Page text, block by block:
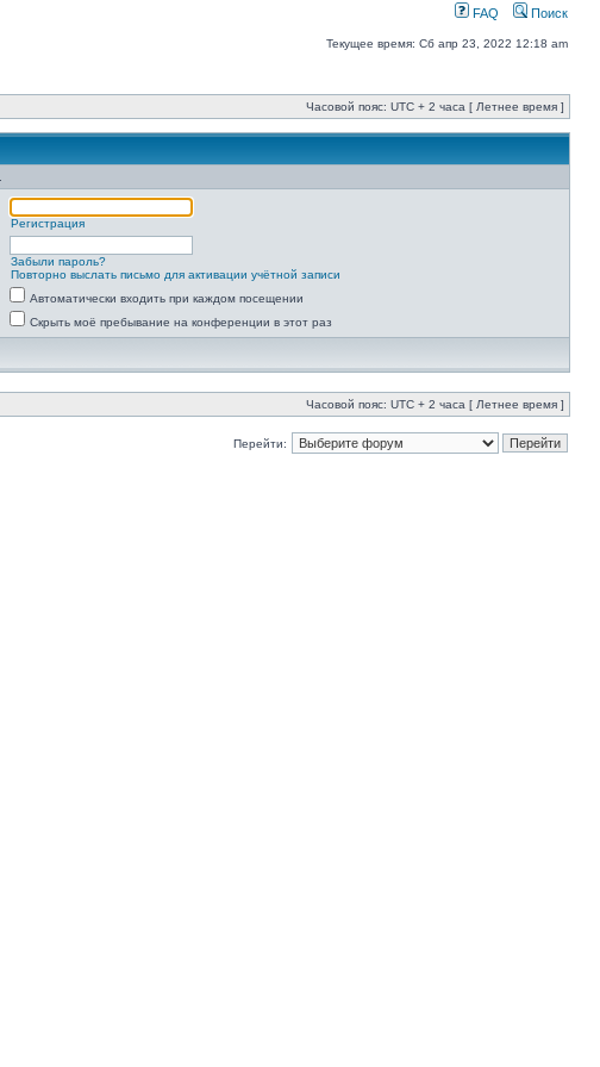
FAQ Поиск
Текущее время: Сб апр 23, 2022 12:18 am
Часовой пояс: UTC + 2 часа [ Летнее время ]
Регистрация
Забыли пароль?
Повторно выслать письмо для активации учётной записи
Автоматически входить при каждом посещении
Скрыть моё пребывание на конференции в этот раз
Часовой пояс: UTC + 2 часа [ Летнее время ]
Перейти: